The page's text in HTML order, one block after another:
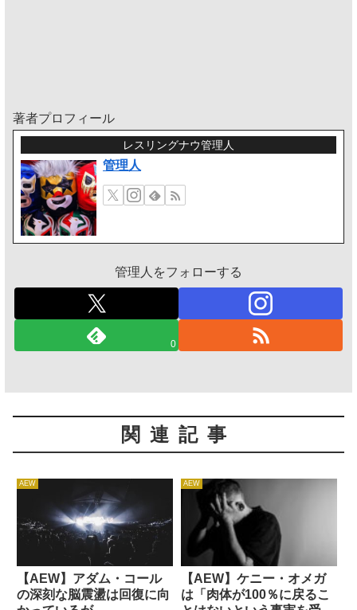
著者プロフィール
レスリングナウ管理人
管理人
管理人をフォローする
0
関連記事
AEW
【AEW】アダム・コール
の深刻な脳震盪は回復に向
AEW
【AEW】ケニー・オメガ
は「肉体が100％に戻るこ